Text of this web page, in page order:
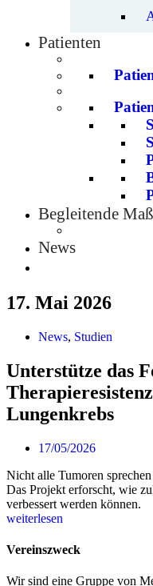
Patienten
Begleitende
News
17. Mai 2026
News, Studien
Unterstütze das
Lungenkrebs
17/05/2026
Nicht alle Tumoren
Das Projekt erforscht, wie
verbessert werden können.
weiterlesen
Vereinszweck
Wir sind eine Gruppe von